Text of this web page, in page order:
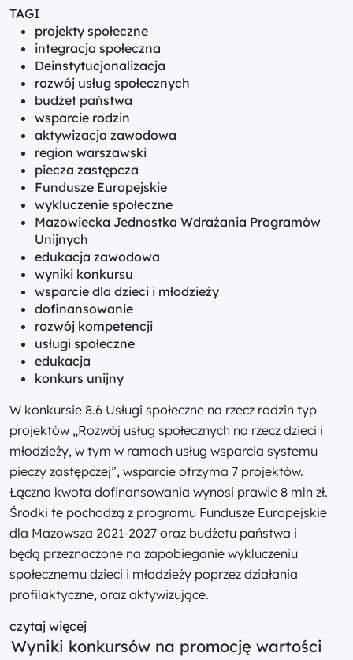
TAGI
projekty społeczne
integracja społeczna
Deinstytucjonalizacja
rozwój usług społecznych
budżet państwa
wsparcie rodzin
aktywizacja zawodowa
region warszawski
piecza zastępcza
Fundusze Europejskie
wykluczenie społeczne
Mazowiecka Jednostka Wdrażania Programów
Unijnych
edukacja zawodowa
wyniki konkursu
wsparcie dla dzieci i młodzieży
dofinansowanie
rozwój kompetencji
usługi społeczne
edukacja
konkurs unijny
W konkursie 8.6 Usługi społeczne na rzecz rodzin typ
projektów „Rozwój usług społecznych na rzecz dzieci i
młodzieży, w tym w ramach usług wsparcia systemu
pieczy zastępczej”, wsparcie otrzyma 7 projektów.
Łączna kwota dofinansowania wynosi prawie 8 mln zł.
Środki te pochodzą z programu Fundusze Europejskie
dla Mazowsza 2021-2027 oraz budżetu państwa i
będą przeznaczone na zapobieganie wykluczeniu
społecznemu dzieci i młodzieży poprzez działania
profilaktyczne, oraz aktywizujące.
czytaj więcej
Wyniki konkursów na promocję wartości